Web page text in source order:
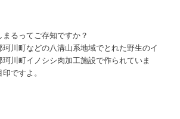
るってご存知ですか？
珂川町などの八溝山系地域でとれた野生のイ
珂川町イノシシ肉加工施設で作られていま
ですよ。